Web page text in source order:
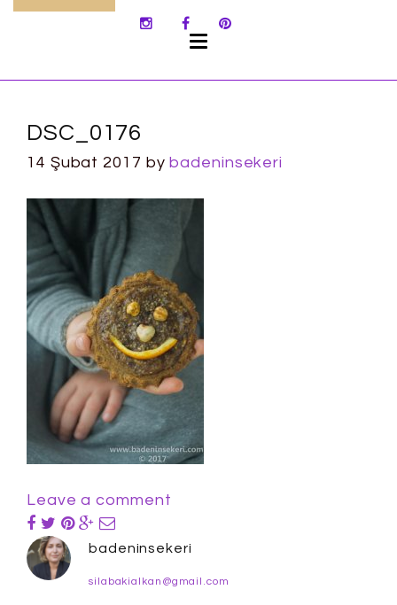
DSC_0176
14 Şubat 2017 bybadeninsekeri
Leave a comment
badeninsekeri
silabakialkan@gmail.com